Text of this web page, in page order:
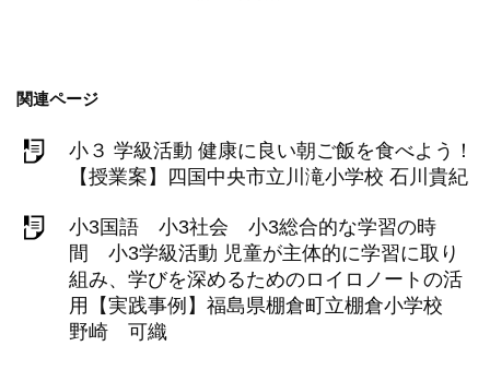
関連ページ
小３ 学級活動 健康に良い朝ご飯を食べよう！
【授業案】四国中央市立川滝小学校 石川貴紀
小3国語 小3社会 小3総合的な学習の時
間 小3学級活動 児童が主体的に学習に取り
組み、学びを深めるためのロイロノートの活
用【実践事例】福島県棚倉町立棚倉小学校
野崎 可織